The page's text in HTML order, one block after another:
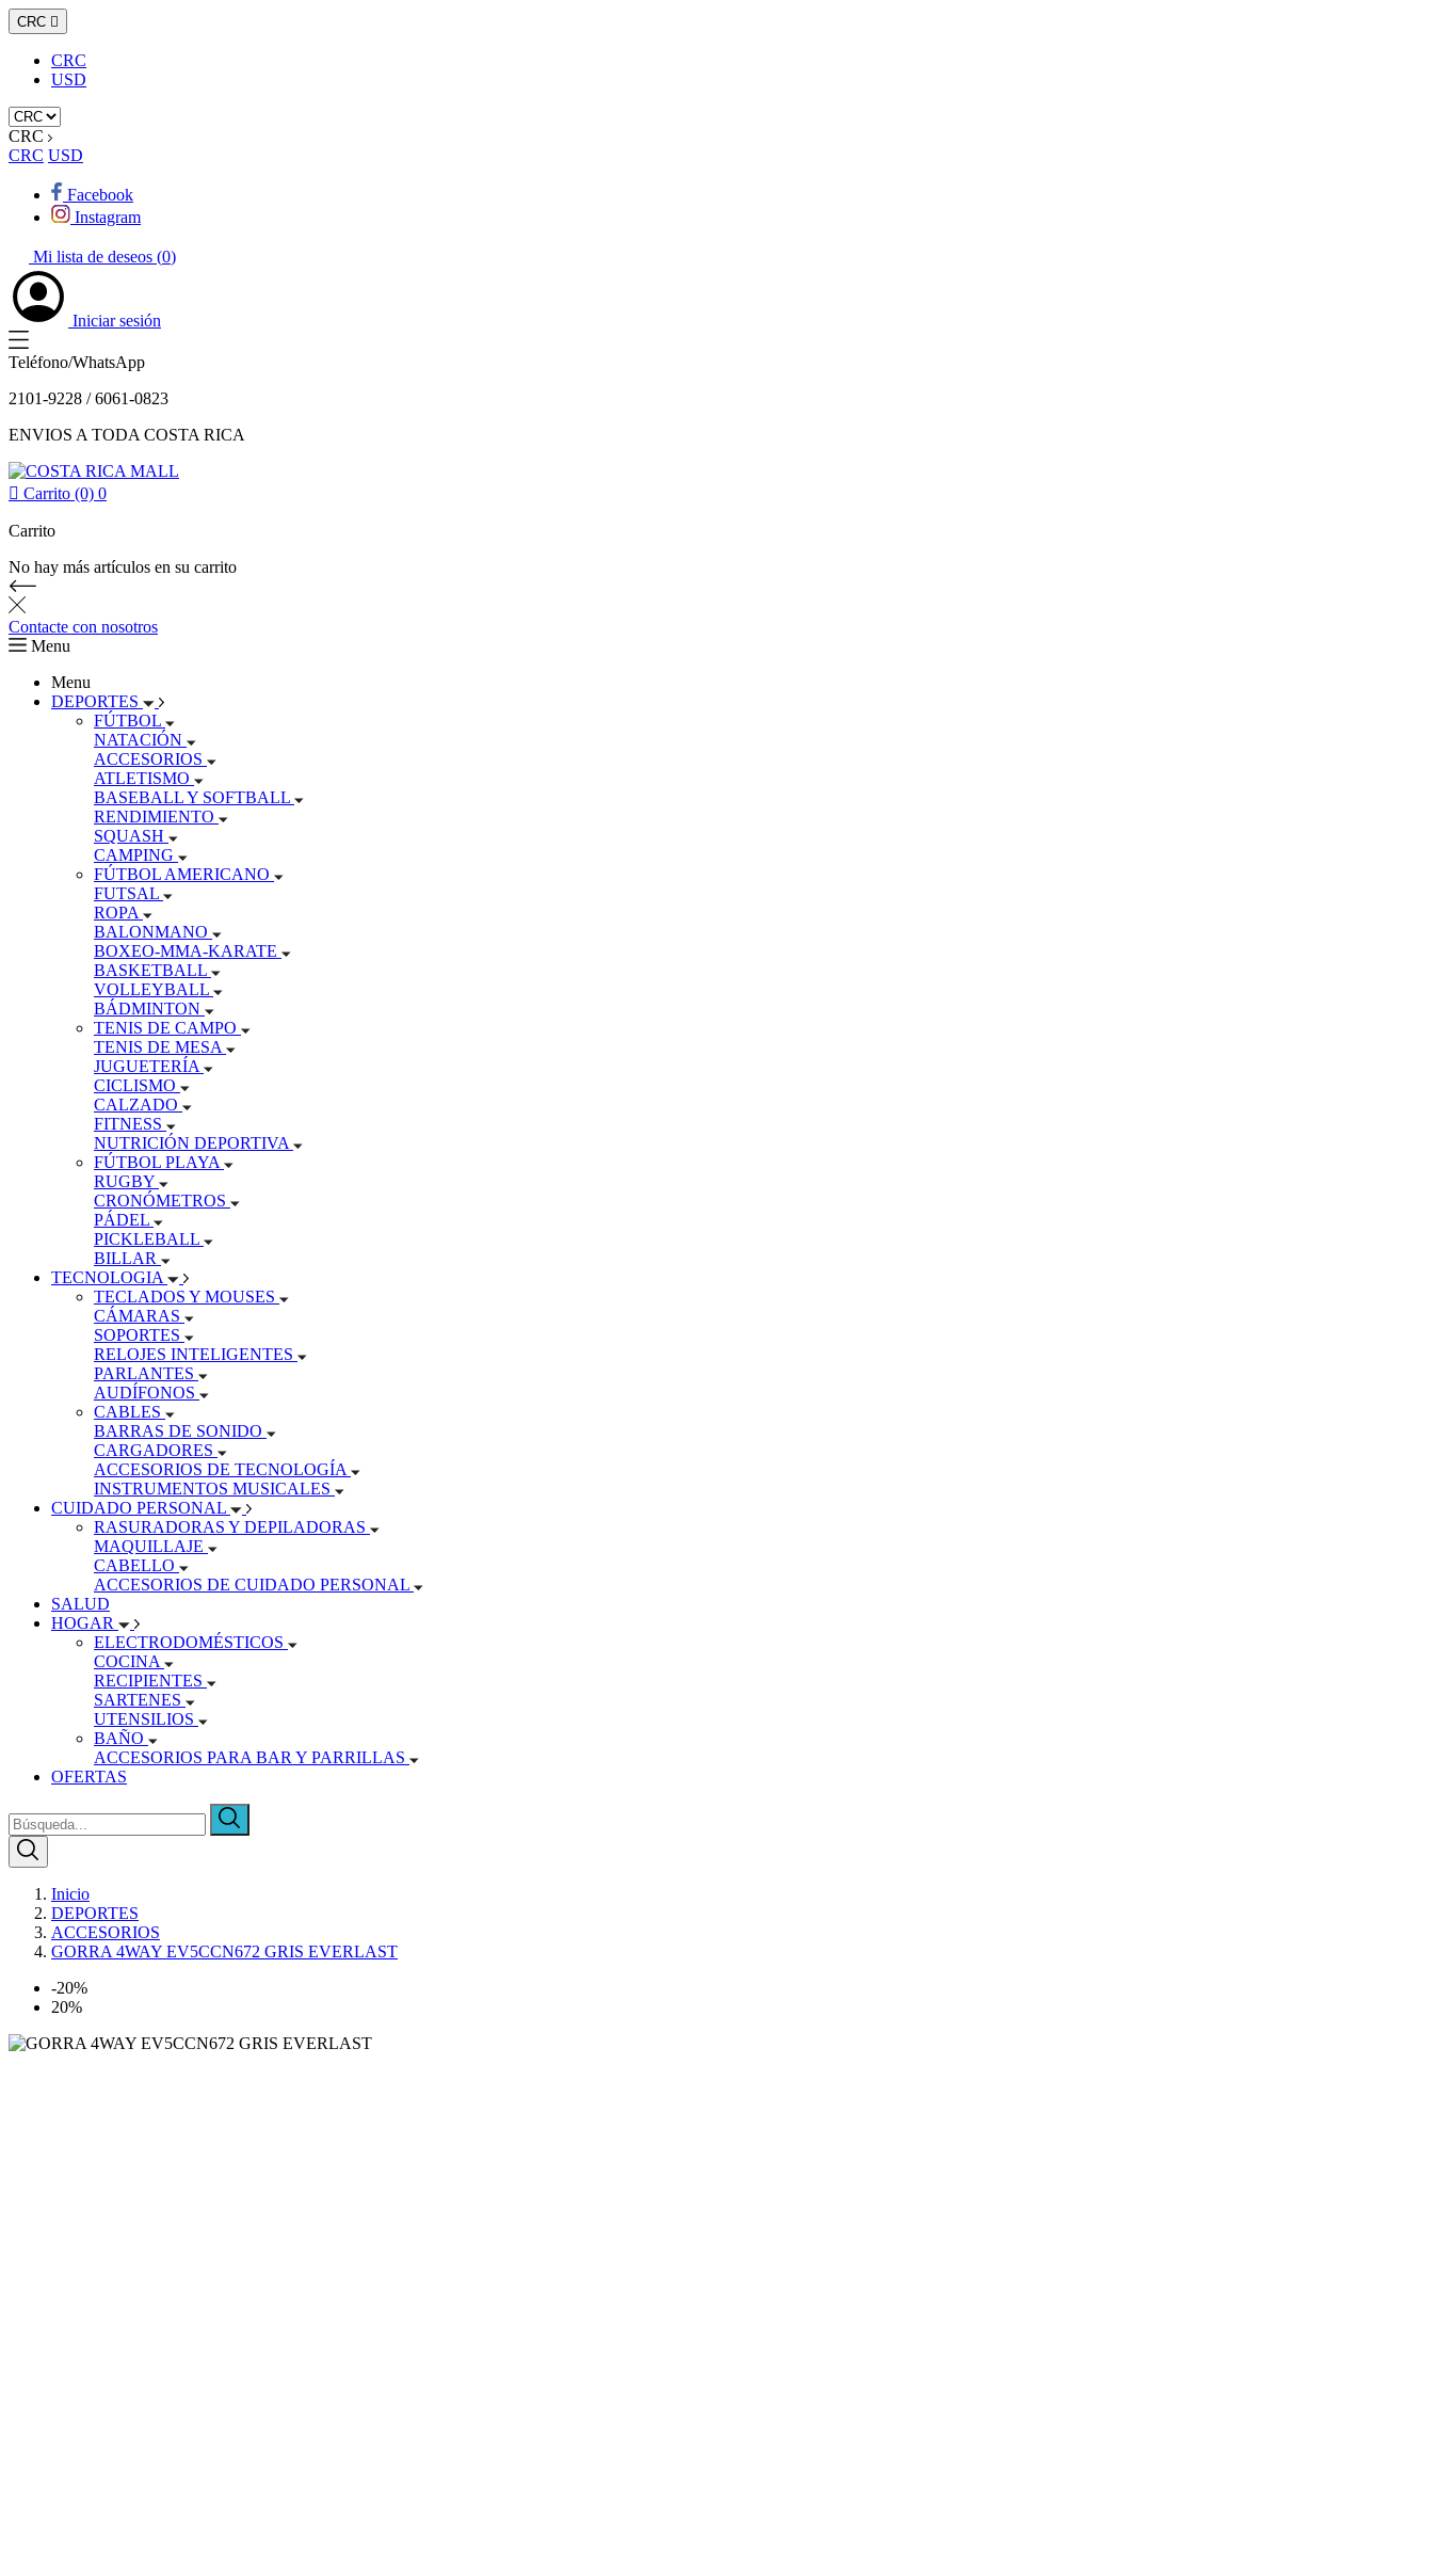
CRC 
CRC
USD
CRC
CRC USD
Facebook
Instagram
Mi lista de deseos (0)
Iniciar sesión
Teléfono/WhatsApp
2101-9228 / 6061-0823
ENVIOS A TODA COSTA RICA
 Carrito (0) 0
Carrito
No hay más artículos en su carrito
Contacte con nosotros
Menu
Menu
DEPORTES
FÚTBOL
NATACIÓN
ACCESORIOS
ATLETISMO
BASEBALL Y SOFTBALL
RENDIMIENTO
SQUASH
CAMPING
FÚTBOL AMERICANO
FUTSAL
ROPA
BALONMANO
BOXEO-MMA-KARATE
BASKETBALL
VOLLEYBALL
BÁDMINTON
TENIS DE CAMPO
TENIS DE MESA
JUGUETERÍA
CICLISMO
CALZADO
FITNESS
NUTRICIÓN DEPORTIVA
FÚTBOL PLAYA
RUGBY
CRONÓMETROS
PÁDEL
PICKLEBALL
BILLAR
TECNOLOGIA
TECLADOS Y MOUSES
CÁMARAS
SOPORTES
RELOJES INTELIGENTES
PARLANTES
AUDÍFONOS
CABLES
BARRAS DE SONIDO
CARGADORES
ACCESORIOS DE TECNOLOGÍA
INSTRUMENTOS MUSICALES
CUIDADO PERSONAL
RASURADORAS Y DEPILADORAS
MAQUILLAJE
CABELLO
ACCESORIOS DE CUIDADO PERSONAL
SALUD
HOGAR
ELECTRODOMÉSTICOS
COCINA
RECIPIENTES
SARTENES
UTENSILIOS
BAÑO
ACCESORIOS PARA BAR Y PARRILLAS
OFERTAS
Inicio
DEPORTES
ACCESORIOS
GORRA 4WAY EV5CCN672 GRIS EVERLAST
-20%
20%